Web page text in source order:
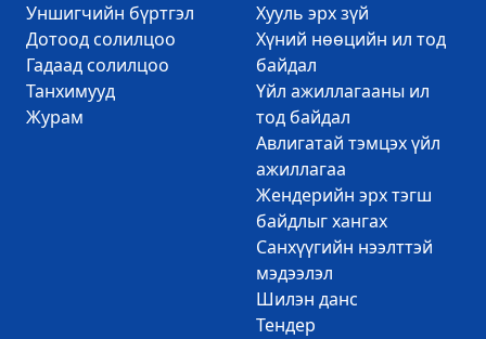
Уншигчийн бүртгэл
Дотоод солилцоо
Гадаад солилцоо
Танхимууд
Журам
Хууль эрх зүй
Хүний нөөцийн ил тод
байдал
Үйл ажиллагааны ил
тод байдал
Авлигатай тэмцэх үйл
ажиллагаа
Жендерийн эрх тэгш
байдлыг хангах
Санхүүгийн нээлттэй
мэдээлэл
Шилэн данс
Тендер